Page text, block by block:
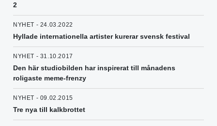
2
NYHET - 24.03.2022
Hyllade internationella artister kurerar svensk festival
NYHET - 31.10.2017
Den här studiobilden har inspirerat till månadens
roligaste meme-frenzy
NYHET - 09.02.2015
Tre nya till kalkbrottet